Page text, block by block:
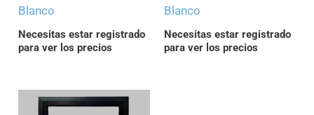
Blanco
Necesitas estar registrado
para ver los precios
Blanco
Necesitas estar registrado
para ver los precios